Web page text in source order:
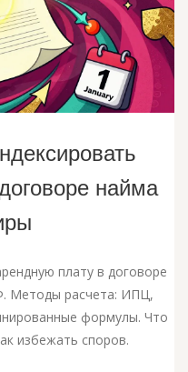
найма
плату в договоре
Методы расчета: ИПЦ,
формулы. Что
избежать споров.